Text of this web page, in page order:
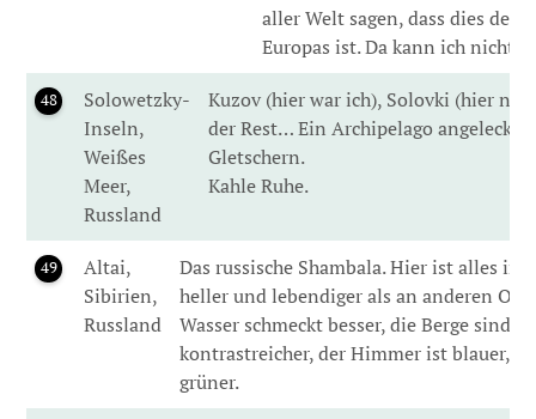
aller Welt sagen, dass dies der
Europas ist. Da kann ich nichts
48
Solowetzky-
Inseln,
Weißes
Meer,
Russland
Kuzov (hier war ich), Solovki (hier
der Rest… Ein Archipelago angeleckt
Gletschern.
Kahle Ruhe.
49
Altai,
Sibirien,
Russland
Das russische Shambala. Hier ist alles
heller und lebendiger als an anderen
Wasser schmeckt besser, die Berge sind
kontrastreicher, der Himmer ist blauer,
grüner.